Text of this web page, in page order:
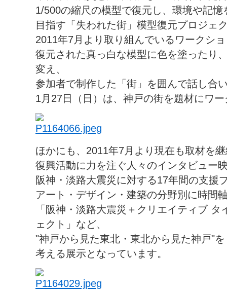
1/500の縮尺の模型で復元し、環境や記
目指す「失われた街」模型復元プロジェ
2011年7月より取り組んでいるワークシ
復元された真っ白な模型に色を塗ったり
変え、
参加者で制作した「街」を囲んで話し合
1月27日（日）は、神戸の街を題材にワ
ほかにも、2011年7月より現在も取材を
復興活動に力を注ぐ人々のインタビュー
阪神・淡路大震災に対する17年間の支援
アート・デザイン・建築の分野別に時間
「阪神・淡路大震災＋クリエイティブ
ェクト」など、
"神戸から見た東北・東北から見た神戸"を
考える展示となっています。